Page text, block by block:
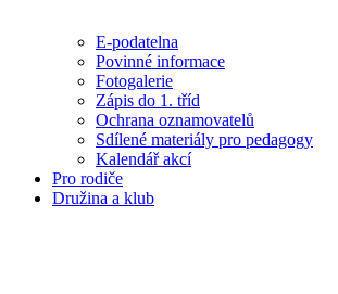
E-podatelna
Povinné informace
Fotogalerie
Zápis do 1. tříd
Ochrana oznamovatelů
Sdílené materiály pro pedagogy
Kalendář akcí
Pro rodiče
Družina a klub